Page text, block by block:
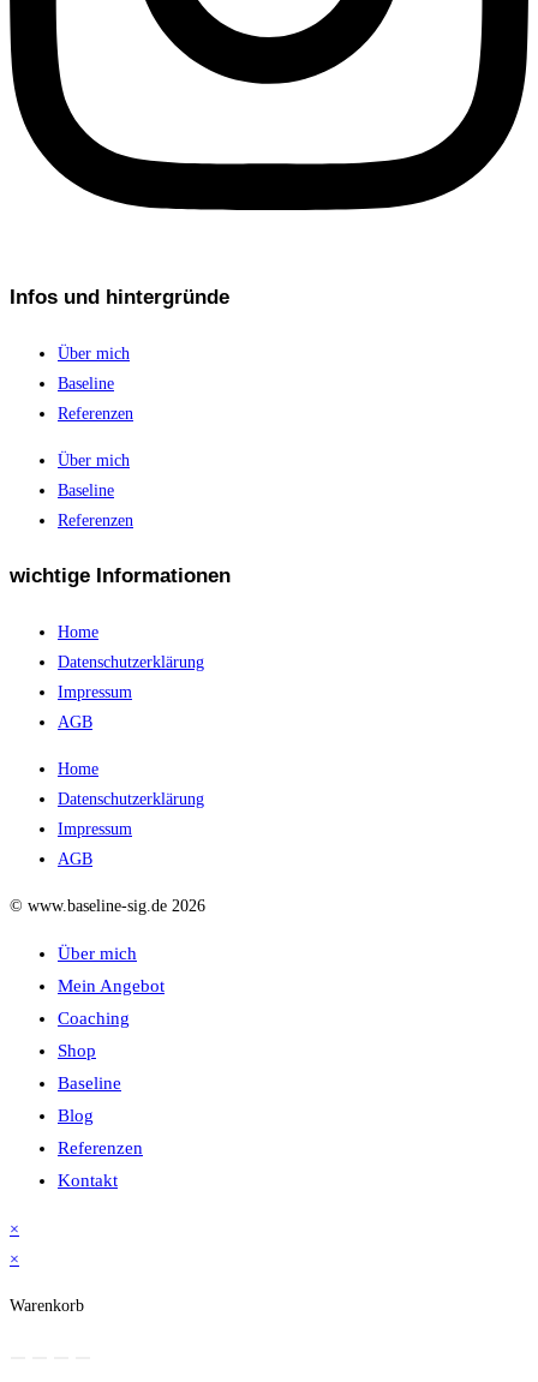
Infos und hintergründe
Über mich
Baseline
Referenzen
Über mich
Baseline
Referenzen
wichtige Informationen
Home
Datenschutzerklärung
Impressum
AGB
Home
Datenschutzerklärung
Impressum
AGB
© www.baseline-sig.de 2026
Über mich
Mein Angebot
Coaching
Shop
Baseline
Blog
Referenzen
Kontakt
×
×
Warenkorb